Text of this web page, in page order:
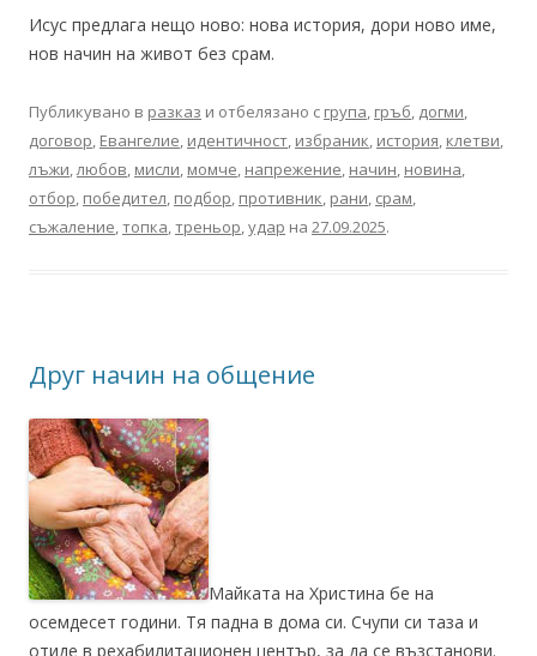
Исус предлага нещо ново: нова история, дори ново име,
нов начин на живот без срам.
Публикувано в разказ и отбелязано с група, гръб, догми,
договор, Евангелие, идентичност, избраник, история, клетви,
лъжи,любов, мисли, момче, напрежение, начин, новина,
отбор, победител, подбор, противник, рани, срам,
съжаление,топка,треньор,удар на 27.09.2025.
Друг начин на общение
Майката на Христина бе на
осемдесет години. Тя падна в дома си. Счупи си таза и
отиде в рехабилитационен център, за да се възстанови.